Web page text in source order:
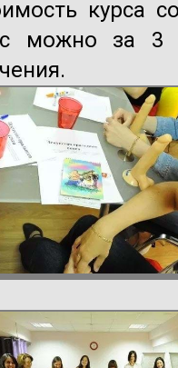
курса
можно за 3